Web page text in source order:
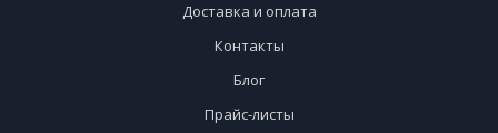
Доставка и оплата
Контакты
Блог
Прайс-листы